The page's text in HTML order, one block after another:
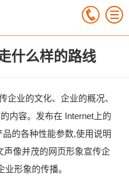
什么样的路线
企业的文化、企业的概况、
内容。发布在 Internet上的
的各种性能参数,使用说明
声像并茂的网页形象宣传企
形象的传播。